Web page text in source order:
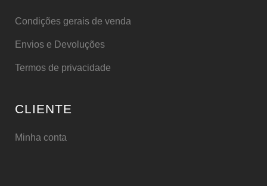
Condições gerais de venda
Envios e Devoluções
Termos de privacidade
CLIENTE
Minha conta